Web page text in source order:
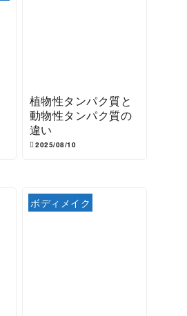
植物性タンパク質と
動物性タンパク質の
違い
2025/08/10
ボディメイク